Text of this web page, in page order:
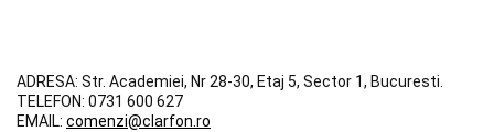
ADRESA: Str. Academiei, Nr 28-30, Etaj 5, Sector 1, Bucuresti.
TELEFON: 0731 600 627
EMAIL: comenzi@clarfon.ro